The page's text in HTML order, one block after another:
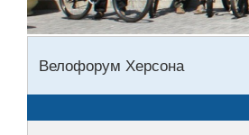
Велофорум Херсона